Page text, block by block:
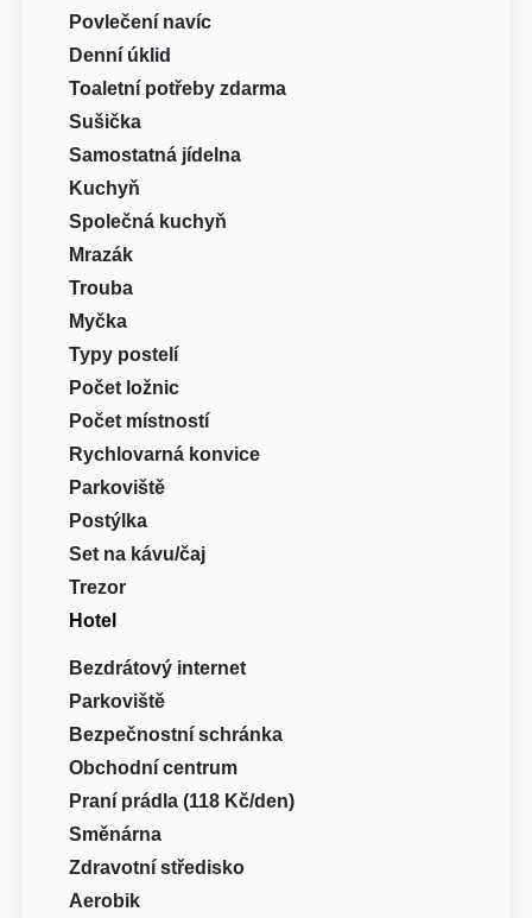
Povlečení navíc
Denní úklid
Toaletní potřeby zdarma
Sušička
Samostatná jídelna
Kuchyň
Společná kuchyň
Mrazák
Trouba
Myčka
Typy postelí
Počet ložnic
Počet místností
Rychlovarná konvice
Parkoviště
Postýlka
Set na kávu/čaj
Trezor
Hotel
Bezdrátový internet
Parkoviště
Bezpečnostní schránka
Obchodní centrum
Praní prádla (118 Kč/den)
Směnárna
Zdravotní středisko
Aerobik